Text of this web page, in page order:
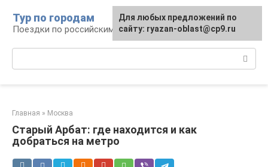
контенту
Тур по городам
Поездки по российским городам
Главная » Москва
Старый Арбат: где находится и как
добраться на метро
Для любых предложений по
сайту: ryazan-oblast@cp9.ru